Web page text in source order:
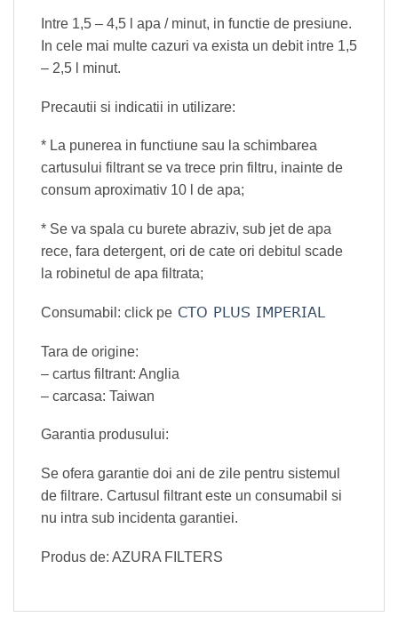
Intre 1,5 – 4,5 l apa / minut, in functie de presiune.
In cele mai multe cazuri va exista un debit intre 1,5
– 2,5 l minut.
Precautii si indicatii in utilizare:
* La punerea in functiune sau la schimbarea
cartusului filtrant se va trece prin filtru, inainte de
consum aproximativ 10 l de apa;
* Se va spala cu burete abraziv, sub jet de apa
rece, fara detergent, ori de cate ori debitul scade
la robinetul de apa filtrata;
Consumabil: click pe CTO PLUS IMPERIAL
Tara de origine:
– cartus filtrant: Anglia
– carcasa: Taiwan
Garantia produsului:
Se ofera garantie doi ani de zile pentru sistemul
de filtrare. Cartusul filtrant este un consumabil si
nu intra sub incidenta garantiei.
Produs de: AZURA FILTERS